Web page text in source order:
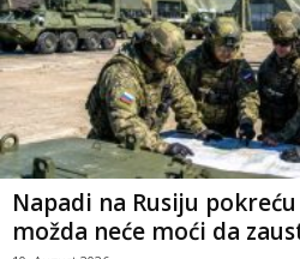
Napadi na Rusiju
možda neće moći da